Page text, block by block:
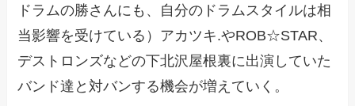
ドラムの勝さんにも、自分のドラムスタイルは相
当影響を受けている）アカツキ.やROB☆STAR、
デストロンズなどの下北沢屋根裏に出演していた
バンド達と対バンする機会が増えていく。